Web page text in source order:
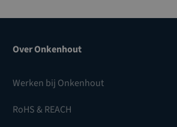
Over Onkenhout
Werken bij Onkenhout
RoHS & REACH